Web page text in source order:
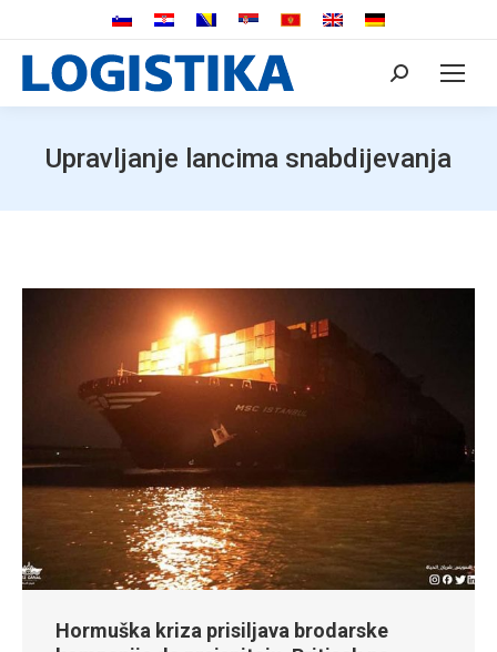
Search:
Upravljanje lancima snabdijevanja
Hormuška kriza prisiljava brodarske